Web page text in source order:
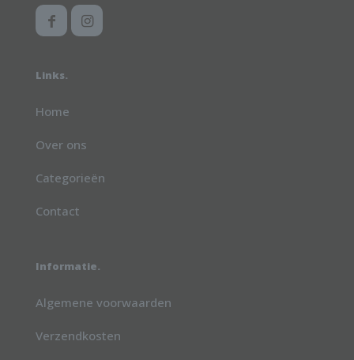
Links.
Home
Over ons
Categorieën
Contact
Informatie.
Algemene voorwaarden
Verzendkosten